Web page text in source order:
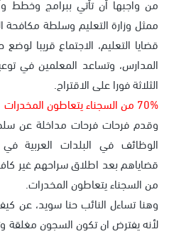
ممثل وزارة التعليم وسلطة مكافحة
قضايا التعليم، الاجتماع قريبا
المدارس، وتساعد المعلمين في
الثلاثة فورا على الاقتراح.
70% من السجناء يتعاطون المخدرات
وقدم فرحات فرحات مداخلة عن
الوظائف في البلدات العربية
من السجناء يتعاطون المخدرات.
وهنا تساءل النائب حنا سويد، عن
لأنه يفترض ان تكون السجون مغلقة